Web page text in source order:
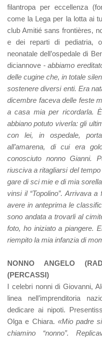
filantropa per eccellenza
come la Lega per la lotta ai
club Amitié sans frontières,
e dei reparti di pediatria,
neonatale dell’ospedale di
diciannove -abbiamo
delle cugine che, in totale
sostenere diversi enti. Era
dicembre faceva delle feste
a casa mia per ricordarla.
abbiano potuto viverla: gli
con lei, in ospedale,
all’amarena, di cui era
conosciuto nonno Gianni.
riusciva a ritagliarsi del
gare di sci mie e di mia
vinsi il “Topolino”. Arrivava
avere in anteprima le
sono andata a trovarli al
foto, ho iniziato a piangere.
riempito la mia infanzia di
NONNO ANGELO
(PERCASSI)
I celebri nonni di Giovanni,
linea nell’imprenditoria
dedicare ai nipoti.
Olga e Chiara. «Mio padre
chiamino “nonno”.